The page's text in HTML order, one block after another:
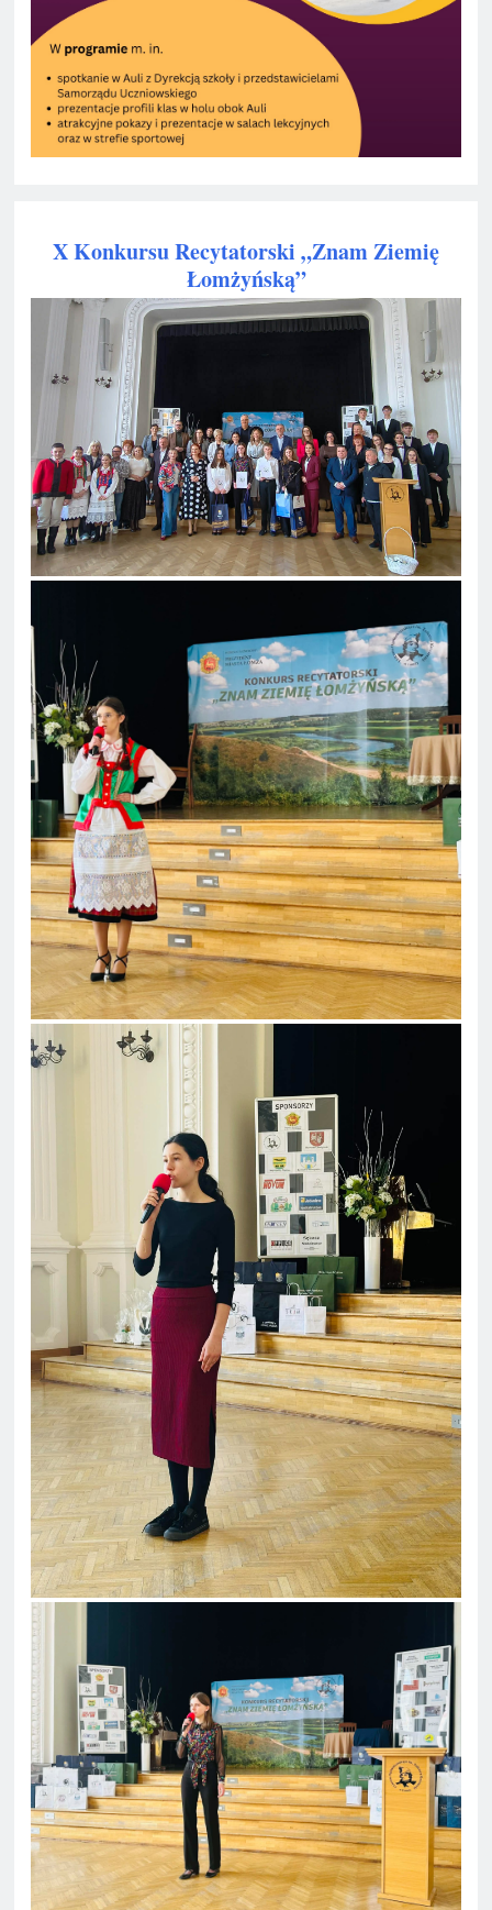
X Konkursu Recytatorski „Znam Ziemię
Łomżyńską”